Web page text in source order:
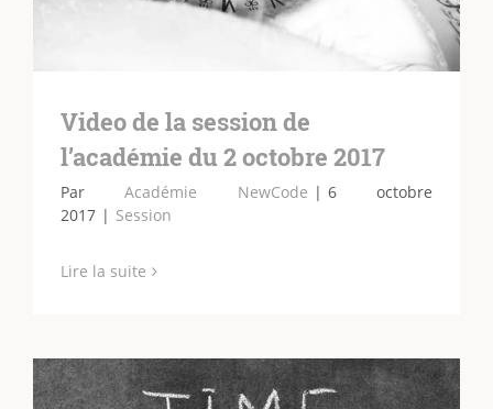
Video de la session de
l’académie du 2 octobre 2017
ParAcadémie NewCode | 6 octobre
2017 | Session
Lire la suite